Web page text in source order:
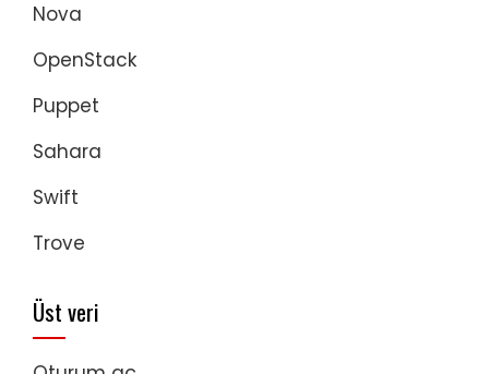
Nova
OpenStack
Puppet
Sahara
Swift
Trove
Üst veri